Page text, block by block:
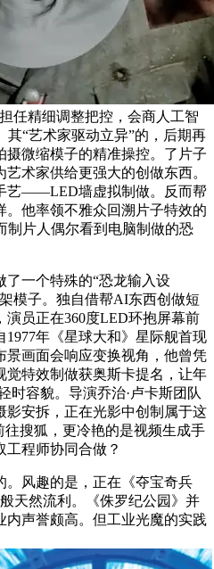
任精细调整把控，会商人工智
“艺术家驱动立异”的，后期再
微缩模子的精准操控。了片子
术家供给更强大的创做东西。
艺——LED墙虚拟制做。反而帮
。他率领不雅众回溯片子特效的
制片人偶尔看到电脑制做的恐
一个特殊的“恐龙输入设
模子。独自借帮AI东西创做短
演员正在360度LED环抱屏幕前
年《星球大和》星际舰首现
景画面会响应变换视角，他曾凭
觉特效制做获奥斯卡提名，让年
时容貌。导演乔治·卢卡斯团队
影安拆，正在光影中创制属于这
往搜狐，更冷艳的是视频生成手
程师协同合做？
风趣的是，正在《夺宝奇兵
天然流利。《侏罗纪公园》并
内声誉颇高。但工业光魔的实践